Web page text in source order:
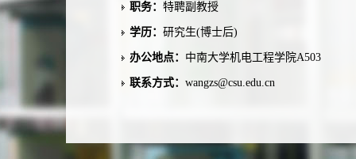
职务： 特聘副教授
学历： 研究生(博士后)
办公地点： 中南大学机电工程学院A503
联系方式： wangzs@csu.edu.cn